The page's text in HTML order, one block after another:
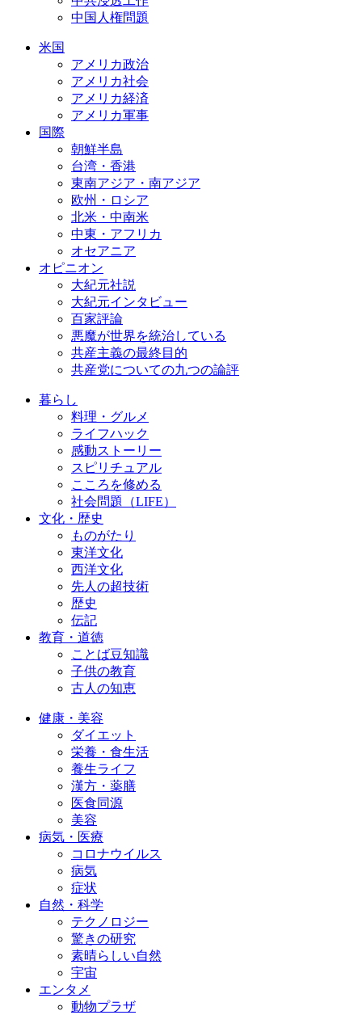
中国人権問題
米国
アメリカ政治
アメリカ社会
アメリカ経済
アメリカ軍事
国際
朝鮮半島
台湾・香港
東南アジア・南アジア
欧州・ロシア
北米・中南米
中東・アフリカ
オセアニア
オピニオン
大紀元社説
大紀元インタビュー
百家評論
悪魔が世界を統治している
共産主義の最終目的
共産党についての九つの論評
暮らし
料理・グルメ
ライフハック
感動ストーリー
スピリチュアル
こころを修める
社会問題（LIFE）
文化・歴史
ものがたり
東洋文化
西洋文化
先人の超技術
歴史
伝記
教育・道徳
ことば豆知識
子供の教育
古人の知恵
健康・美容
ダイエット
栄養・食生活
養生ライフ
漢方・薬膳
医食同源
美容
病気・医療
コロナウイルス
病気
症状
自然・科学
テクノロジー
驚きの研究
素晴らしい自然
宇宙
エンタメ
動物プラザ